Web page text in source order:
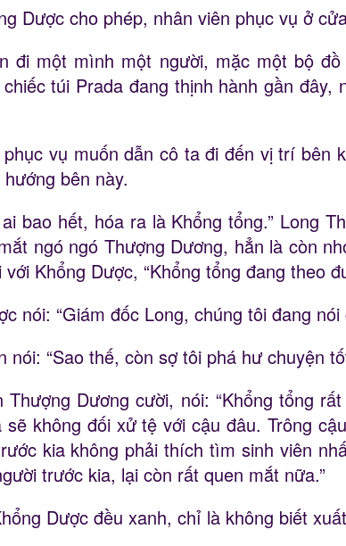
Dược cho phép, nhân viên phục vụ ở
đi một mình một người, mặc một bộ
túi Prada đang thịnh hành gần
phục vụ muốn dẫn cô ta đi đến vị trí
bên này.
ai bao hết, hóa ra là Khổng tổng.” Long
ngó ngó Thượng Dương, hẳn là còn
Khổng Dược, “Khổng tổng đang theo
nói: “Giám đốc Long, chúng tôi đang
nói: “Sao thế, còn sợ tôi phá hư chuyện
Thượng Dương cười, nói: “Khổng tổng
không đối xử tệ với cậu đâu. Trông
kia không phải thích tìm sinh viên
trước kia, lại còn rất quen mắt nữa.”
Dược đều xanh, chỉ là không biết